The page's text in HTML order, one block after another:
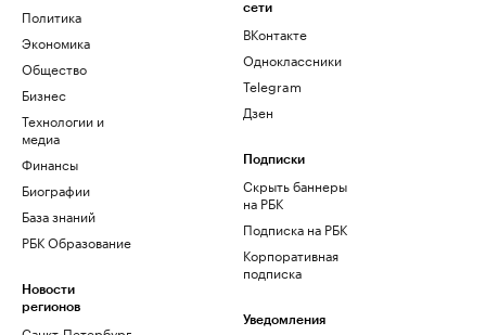
Политика
Экономика
Общество
Бизнес
Технологии и
медиа
Финансы
Биографии
База знаний
РБК Образование
Новости
регионов
сети
ВКонтакте
Одноклассники
Telegram
Дзен
Подписки
Скрыть баннеры
на РБК
Подписка на РБК
Корпоративная
подписка
Уведомления